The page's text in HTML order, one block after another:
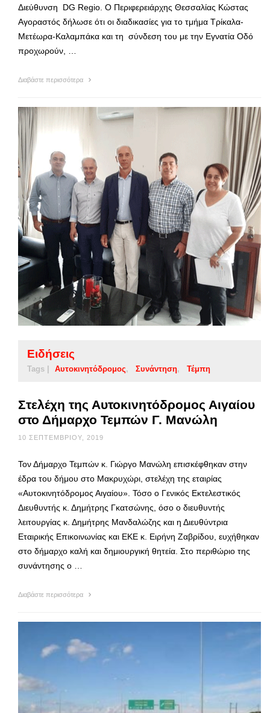
Διεύθυνση DG Regio. Ο Περιφερειάρχης Θεσσαλίας Κώστας
Αγοραστός δήλωσε ότι οι διαδικασίες για το τμήμα Τρίκαλα-
Μετέωρα-Καλαμπάκα και τη σύνδεση του με την Εγνατία Οδό
προχωρούν, …
Διαβάστε περισσότερα
Ειδήσεις
Tags | Αυτοκινητόδρομος Συνάντηση Τέμπη
Στελέχη της Αυτοκινητόδρομος Αιγαίου
στο Δήμαρχο Τεμπών Γ. Μανώλη
10 ΣΕΠΤΕΜΒΡΊΟΥ, 2019
Τον Δήμαρχο Τεμπών κ. Γιώργο Μανώλη επισκέφθηκαν στην
έδρα του δήμου στο Μακρυχώρι, στελέχη της εταιρίας
«Αυτοκινητόδρομος Αιγαίου». Τόσο ο Γενικός Εκτελεστικός
Διευθυντής κ. Δημήτρης Γκατσώνης, όσο ο διευθυντής
λειτουργίας κ. Δημήτρης Μανδαλώζης και η Διευθύντρια
Εταιρικής Επικοινωνίας και ΕΚΕ κ. Ειρήνη Ζαβρίδου, ευχήθηκαν
στο δήμαρχο καλή και δημιουργική θητεία. Στο περιθώριο της
συνάντησης ο …
Διαβάστε περισσότερα